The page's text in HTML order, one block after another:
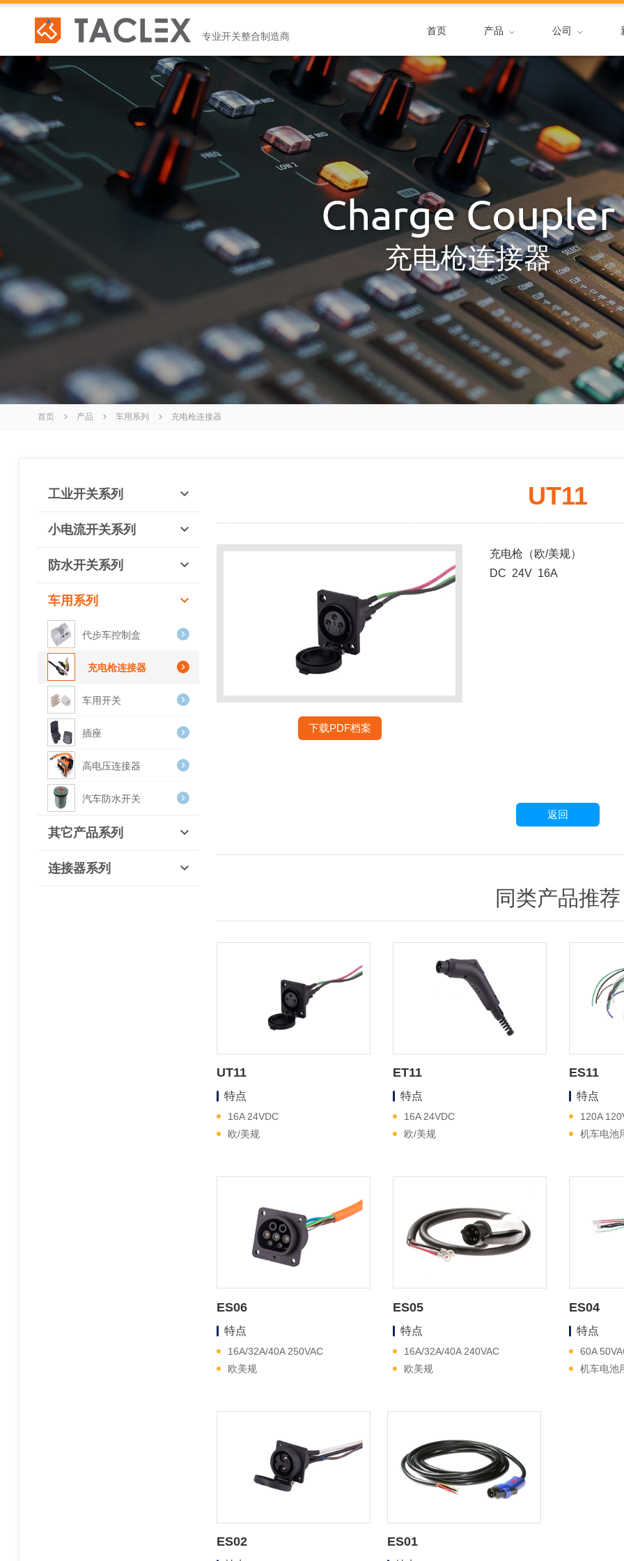
专业开关整合制造商 首页 产品 公司
Charge Coupler
充电枪连接器
首页 产品 车用系列 充电枪连接器
工业开关系列
小电流开关系列
防水开关系列
车用系列
代步车控制盒
充电枪连接器
车用开关
插座
高电压连接器
汽车防水开关
其它产品系列
连接器系列
UT11
下载PDF档案
充电枪（欧/美规）
DC 24V 16A
返回
同类产品推荐
UT11
特点
16A 24VDC
欧/美规
ET11
特点
16A 24VDC
欧/美规
ES11
特点
120A
机车电池
ES06
特点
16A/32A/40A 250VAC
欧美规
ES05
特点
16A/32A/40A 240VAC
欧美规
ES04
特点
60A
机车电池
ES02 ES01